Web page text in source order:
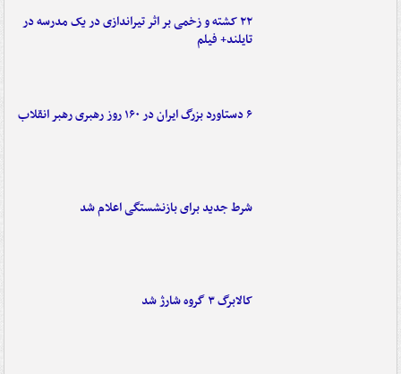
۲۲ کشته و زخمی بر اثر تیراندازی در یک مدرسه در
تایلند+ فیلم
۶ دستاورد بزرگ ایران در ۱۶۰ روز رهبری رهبر انقلاب
شرط جدید برای بازنشستگی اعلام شد
کالابرگ ۳ گروه شارژ شد